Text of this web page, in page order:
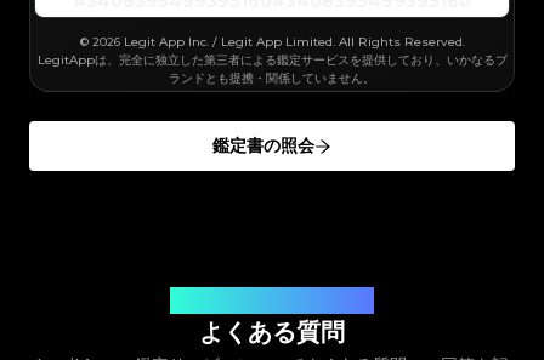
#3066123689299189#3066123689299189
#3066123689299189#3066123689299189
#3066123689299189#3066123689299189
#3066123689299189#3066123689299189
#3066123689299189#3066123689299189
#3066123689299189#3066123689299189
#3066123689299189 #3066123689299189
#3066123689299189#3066123689299189
#3066123689299189#3066123689299189
#3066123689299189#3066123689299189
#3066123689299189#3066123689299189
#3066123689299189#3066123689299189
#3066123689299189#3066123689299189
#3066123689299189#3066123689299189
#3066123689299189#3066123689299189
#3066123689299189#3066123689299189
#3066123689299189#3066123689299189
#3408395499395160#3408395499395160
#3408395499395160#3408395499395160
#3408395499395160#3408395499395160
#3408395499395160
#3408395499395160
#3408395499395160#3408395499395160
#3408395499395160 #3408395499395160
#3408395499395160 #3408395499395160
#3408395499395160#3408395499395160
#3408395499395160#3408395499395160
#3408395499395160#3408395499395160
#3408395499395160#3408395499395160
#3408395499395160#3408395499395160
#3408395499395160#3408395499395160
#3408395499395160#3408395499395160
#3408395499395160#3408395499395160
#3408395499395160#3408395499395160
#3408395499395160#3408395499395160
© 2026 Legit App Inc. / Legit App Limited. All Rights Reserved.
LegitAppは、完全に独立した第三者による鑑定サービスを提供しており、いかなるブ
ランドとも提携・関係していません。
鑑定書の照会
よくある質問